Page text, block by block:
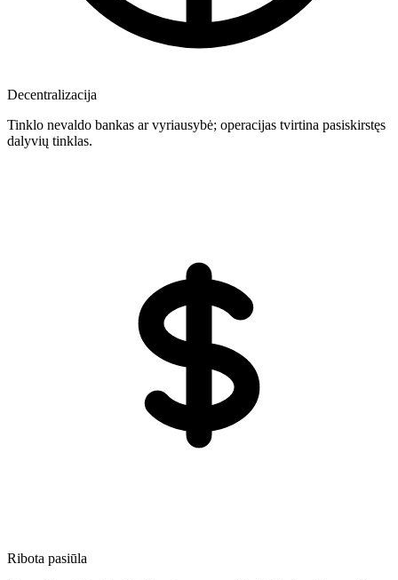
Decentralizacija
Tinklo nevaldo bankas ar vyriausybė; operacijas tvirtina pasiskirstęs
dalyvių tinklas.
Ribota pasiūla